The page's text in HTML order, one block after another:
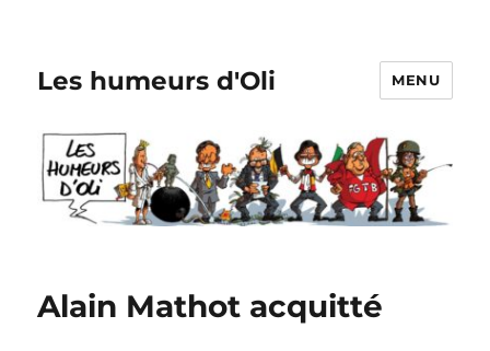
Les humeurs d'Oli MENU
Alain Mathot acquitté